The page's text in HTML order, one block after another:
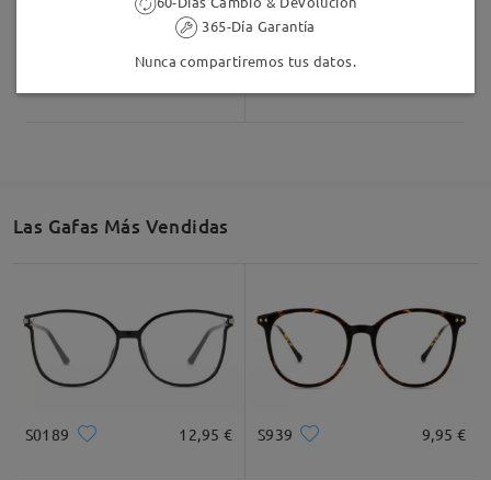
7,00 €
Las Gafas Más Vendidas
S0189 12,95 € S939 9,95 €
365-Día Garantía
Nunca compartiremos tus datos.